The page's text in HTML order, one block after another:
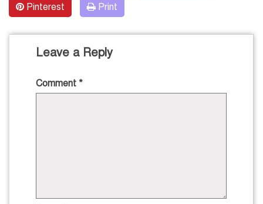
Pinterest Print
Leave a Reply
Comment *